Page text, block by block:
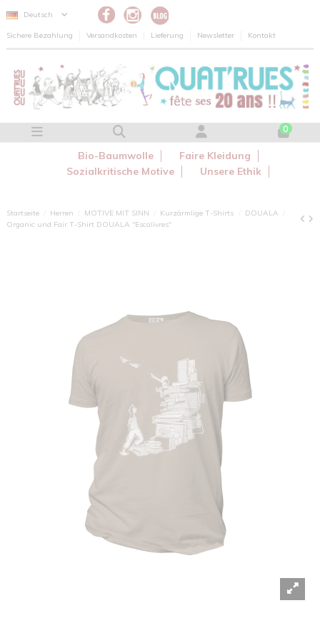
Deutsch
Sichere Bezahlung Versandkosten Lieferung Newsletter Kontakt
0
Bio-Baumwolle
Faire Kleidung
Sozialkritische Motive
Unsere Ethik
Startseite Herren MOTIVE MIT SINN Kurzärmlige T-Shirts
DOUALA
Organic und Fair T-Shirt DOUALA "Escalivres"